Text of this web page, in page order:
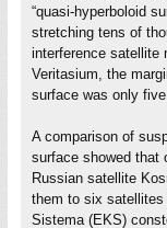
“quasi-hyperboloid
stretching tens of
interference satellite
Veritasium, the
surface was only five
A comparison of
surface showed that
Russian satellite
them to six
Sistema (EKS)